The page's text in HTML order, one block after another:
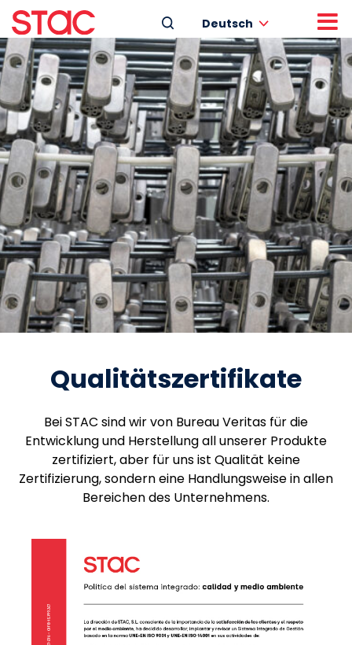
Deutsch
Qualitätszertifikate
Bei STAC sind wir von Bureau Veritas für die
Entwicklung und Herstellung all unserer Produkte
zertifiziert, aber für uns ist Qualität keine
Zertifizierung, sondern eine Handlungsweise in allen
Bereichen des Unternehmens.